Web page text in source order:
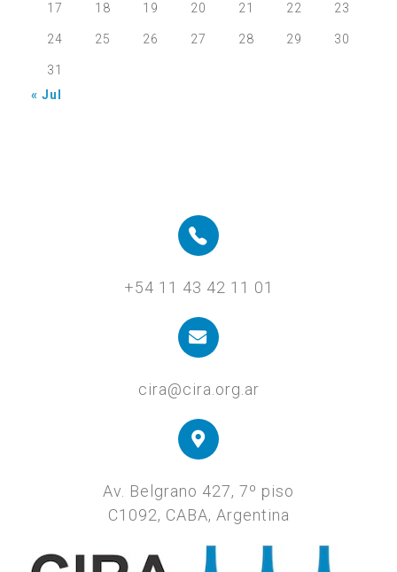
17 18 19 20 21 22 23
24 25 26 27 28 29 30
31
« Jul
+54 11 43 42 11 01
cira@cira.org.ar
Av. Belgrano 427, 7º piso
C1092, CABA, Argentina